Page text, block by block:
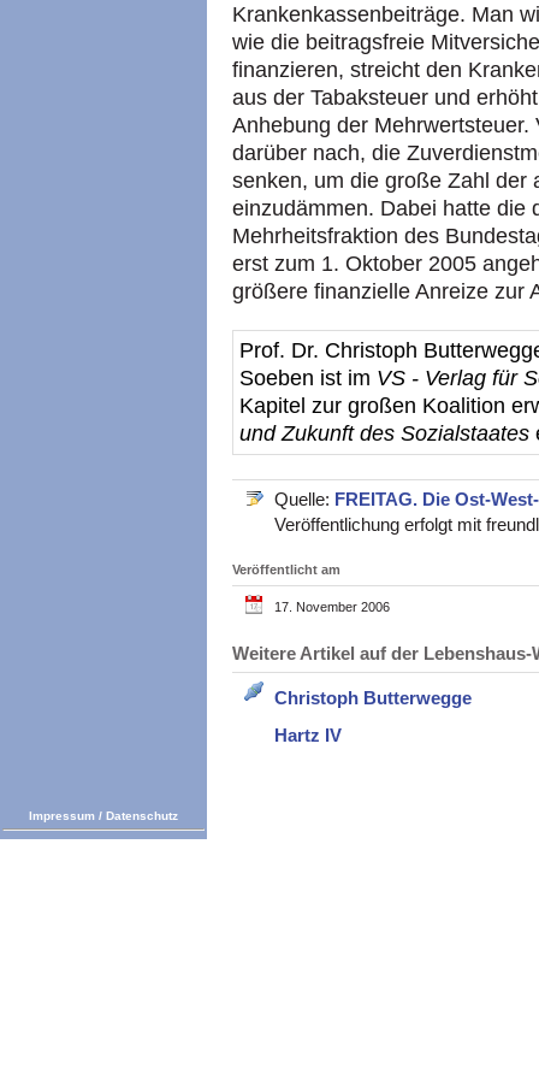
Krankenkassenbeiträge. Man
wie die beitragsfreie
finanzieren, streicht den
aus der Tabaksteuer und
Anhebung der
darüber nach, die
senken, um die große Zahl der
einzudämmen. Dabei hatte die
Mehrheitsfraktion des
erst zum 1. Oktober 2005
größere finanzielle Anreize zur
Prof. Dr. Christoph
Soeben ist im VS - Verlag für
Kapitel zur großen Koalition
und Zukunft des Sozialstaates
Quelle: FREITAG. Die Ost-
Veröffentlichung erfolgt mit
Veröffentlicht am
17. November 2006
Weitere Artikel auf der
Christoph Butterwegge
Hartz IV
Impressum / Datenschutz